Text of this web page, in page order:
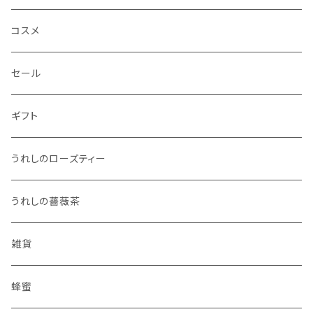
コスメ
セール
ギフト
うれしのローズティー
うれしの薔薇茶
雑貨
蜂蜜